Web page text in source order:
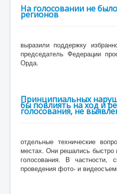
На голосовании не
регионов
выразили поддержку
председатель Федерации
Орда.
Принципиальных
бы повлиять на ход и
голосования, не
отдельные технические
местах. Они решались быстро
голосования. В частности,
проведения фото- и